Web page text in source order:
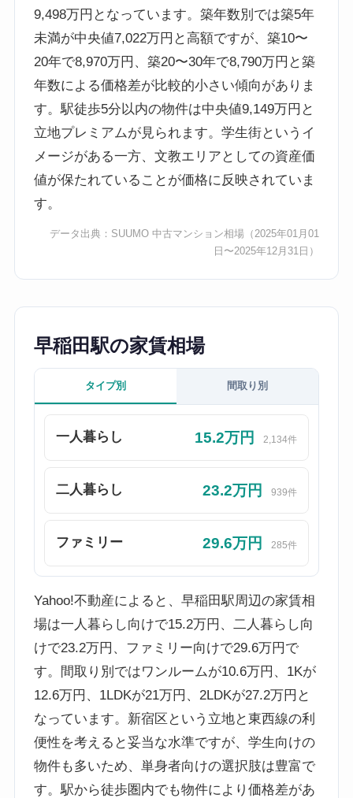
9,498万円となっています。築年数別では築5年
未満が中央値7,022万円と高額ですが、築10〜
20年で8,970万円、築20〜30年で8,790万円と築
年数による価格差が比較的小さい傾向がありま
す。駅徒歩5分以内の物件は中央値9,149万円と
立地プレミアムが見られます。学生街というイ
メージがある一方、文教エリアとしての資産価
値が保たれていることが価格に反映されていま
す。
データ出典： SUUMO 中古マンション相場 （2025年01月01
日〜2025年12月31日）
早稲田駅の家賃相場
タイプ別 間取り別
一人暮らし 15.2万円 2,134件
二人暮らし 23.2万円 939件
ファミリー 29.6万円 285件
Yahoo!不動産によると、早稲田駅周辺の家賃相
場は一人暮らし向けで15.2万円、二人暮らし向
けで23.2万円、ファミリー向けで29.6万円で
す。間取り別ではワンルームが10.6万円、1Kが
12.6万円、1LDKが21万円、2LDKが27.2万円と
なっています。新宿区という立地と東西線の利
便性を考えると妥当な水準ですが、学生向けの
物件も多いため、単身者向けの選択肢は豊富で
す。駅から徒歩圏内でも物件により価格差があ